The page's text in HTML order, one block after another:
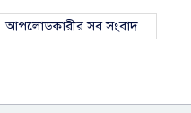
আপলোডকারীর সব সংবাদ